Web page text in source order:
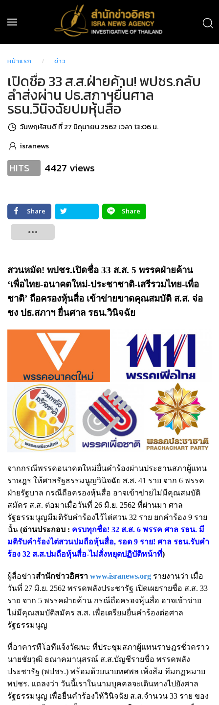
หน้าแรก ข่าว
เปิดชื่อ 33 ส.ส.ฝ่ายค้าน! พปชร.กลับ
ลำส่งผ่าน ปธ.สภาฯยื่นศาล
รธน.วินิจฉัยปมหุ้นสื่อ
วันพฤหัสบดี ที่ 27 มิถุนายน 2562 เวลา 13:06 น.
isranews
HITS 4427 views
Share
Share
สวนหมัด! พปชร.เปิดชื่อ 33 ส.ส. 5 พรรคฝ่ายค้าน
‘เพื่อไทย-อนาคตใหม่-ประชาชาติ-เสรีรวมไทย-เพื่อ
ชาติ’ ถือครองหุ้นสื่อ เข้าข่ายขาดคุณสมบัติ ส.ส. จ่อ
ชง ปธ.สภาฯ ยื่นศาล รธน.วินิจฉัย
จากกรณีพรรคอนาคตใหม่ยื่นคำร้องผ่านประธานสภาผู้แทน
ราษฎร ให้ศาลรัฐธรรมนูญวินิจฉัย ส.ส. 41 ราย จาก 6 พรรค
ฝ่ายรัฐบาล กรณีถือครองหุ้นสื่อ อาจเข้าข่ายไม่มีคุณสมบัติ
สมัคร ส.ส. ต่อมาเมื่อวันที่ 26 มิ.ย. 2562 ที่ผ่านมา ศาล
รัฐธรรมนูญมีมติรับคำร้องไว้ไต่สวน 32 ราย ยกคำร้อง 9 ราย
นั้น (อ่านประกอบ : ครบทุกชื่อ! 32 ส.ส. 6 พรรค ศาล รธน. มี
มติรับคำร้องไต่สวนปมถือหุ้นสื่อ, รอด 9 ราย! ศาล รธน.รับคำ
ร้อง 32 ส.ส.ปมถือหุ้นสื่อ-ไม่สั่งหยุดปฏิบัติหน้าที่)
ผู้สื่อข่าวสำนักข่าวอิศรา www.isranews.org รายงานว่า เมื่อ
วันที่ 27 มิ.ย. 2562 พรรคพลังประชารัฐ เปิดเผยรายชื่อ ส.ส. 33
ราย จาก 5 พรรคฝ่ายค้าน กรณีถือครองหุ้นสื่อ อาจเข้าข่าย
ไม่มีคุณสมบัติสมัคร ส.ส. เพื่อเตรียมยื่นคำร้องต่อศาล
รัฐธรรมนูญ
ที่อาคารทีโอทีแจ้งวัฒนะ ที่ประชุมสภาผู้แทนราษฎรชั่วคราว
นายชัยวุฒิ ธณาคมานุสรณ์ ส.ส.บัญชีรายชื่อ พรรคพลัง
ประชารัฐ (พปชร.) พร้อมด้วยนายทศพล เพ็งส้ม ทีมกฏหมาย
พปชร. แถลงว่า วันนี้เราในนามบุคคลจะเดินทางไปยังศาล
รัฐธรรมนูญ เพื่อยื่นคำร้องให้วินิจฉัย ส.ส.จำนวน 33 ราย ของ